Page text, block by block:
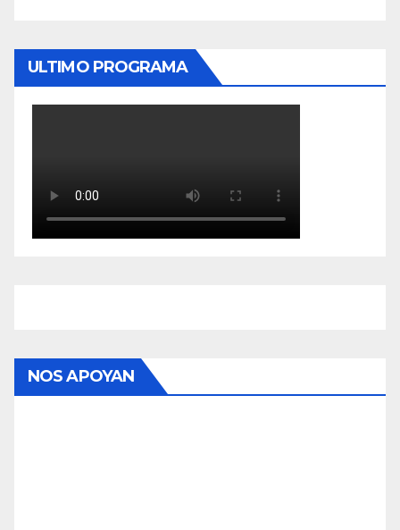
ULTIMO PROGRAMA
NOS APOYAN